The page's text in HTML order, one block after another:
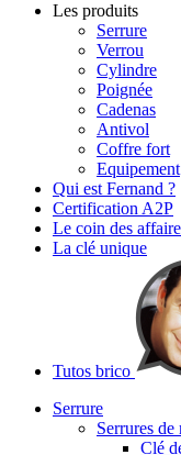
Les produits
Serrure
Verrou
Cylindre
Poignée
Cadenas
Antivol
Coffre fort
Equipement
Qui est Fernand ?
Certification A2P
Le coin des
La clé unique
Tutos brico
Serrure
Serrures
Clé